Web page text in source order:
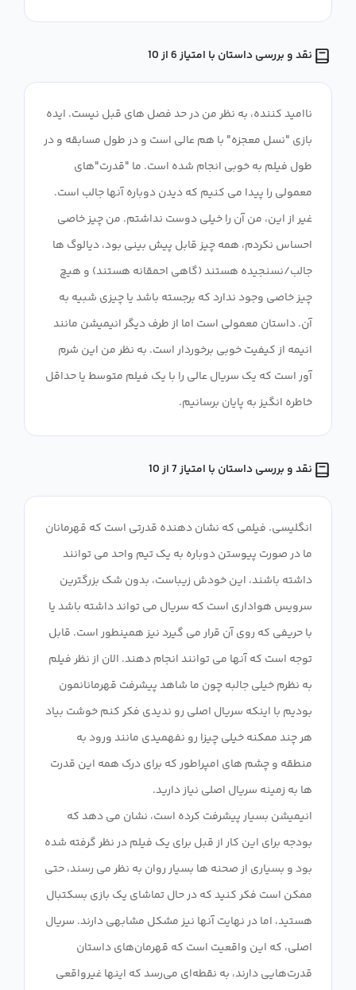
نقد و بررسی داستان با امتیاز 6 از 10
ناامید کننده، به نظر من در حد فصل های قبل نیست. ایده
بازی "نسل معجزه" با هم عالی است و در طول مسابقه و در
طول فیلم به خوبی انجام شده است. ما "قدرت"های
معمولی را پیدا می کنیم که دیدن دوباره آنها جالب است.
غیر از این، من آن را خیلی دوست نداشتم. من چیز خاصی
احساس نکردم، همه چیز قابل پیش بینی بود، دیالوگ ها
جالب/نسنجیده هستند (گاهی احمقانه هستند) و هیچ
چیز خاصی وجود ندارد که برجسته باشد یا چیزی شبیه به
آن. داستان معمولی است اما از طرف دیگر انیمیشن مانند
انیمه از کیفیت خوبی برخوردار است. به نظر من این شرم
آور است که یک سریال عالی را با یک فیلم متوسط ​​یا حداقل
خاطره انگیز به پایان برسانیم.
نقد و بررسی داستان با امتیاز 7 از 10
انگلیسی. فیلمی که نشان دهنده قدرتی است که قهرمانان
ما در صورت پیوستن دوباره به یک تیم واحد می توانند
داشته باشند، این خودش زیباست، بدون شک بزرگترین
سرویس هواداری است که سریال می تواند داشته باشد یا
با حریفی که روی آن قرار می گیرد نیز همینطور است. قابل
توجه است که آنها می توانند انجام دهند. الان از نظر فیلم
به نظرم خیلی جالبه چون ما شاهد پیشرفت قهرمانانمون
بودیم با اینکه سریال اصلی رو ندیدی فکر کنم خوشت بیاد
هر چند ممکنه خیلی چیزا رو نفهمیدی مانند ورود به
منطقه و چشم های امپراطور که برای درک همه این قدرت
انیمیشن بسیار پیشرفت کرده است، نشان می دهد که
بودجه برای این کار از قبل برای یک فیلم در نظر گرفته شده
بود و بسیاری از صحنه ها بسیار روان به نظر می رسند، حتی
ممکن است فکر کنید که در حال تماشای یک بازی بسکتبال
هستید، اما در نهایت آنها نیز مشکل مشابهی دارند. سریال
اصلی، که این واقعیت است که قهرمان‌های داستان
قدرت‌هایی دارند، به نقطه‌ای می‌رسد که اینها غیرواقعی